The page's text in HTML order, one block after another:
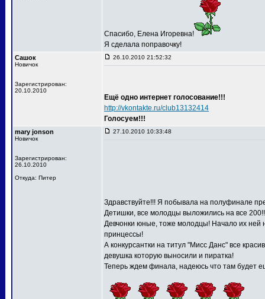
Спасибо, Елена Игоревна!
Я сделала поправочку!
Сашок
Новичок
Зарегистрирован:
20.10.2010
26.10.2010 21:52:32
Ещё одно интернет голосование!!!
http://vkontakte.ru/club13132414
Голосуем!!!
mary jonson
Новичок
Зарегистрирован:
26.10.2010
Откуда: Питер
27.10.2010 10:33:48
Здравствуйте!!! Я побывала на полуфинале
Детишки, все молодцы выложились на все
Девчонки юные, тоже молодцы! Начало их ней
принцессы!
А конкурсантки на титул "Мисс Данс" все
девушка которую выносили и пиратка!
Теперь ждем финала, надеюсь что там будет